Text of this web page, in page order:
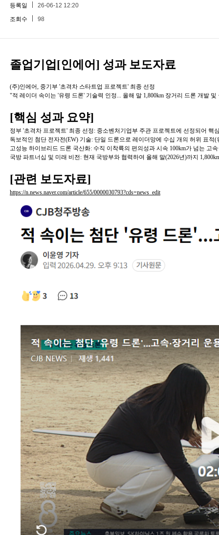
등록일
26-06-12 12:20
조회수
98
졸업기업[인에어] 성과 보도자료
(주)인에어, 중기부 '초격차 스타트업 프로젝트' 최종 선정
"적 레이더 속이는 '유령 드론' 기술력 인정... 올해 말 1,800km 장거리 드론 개발
[핵심 성과 요약]
정부 '초격차 프로젝트' 최종 선정: 중소벤처기업부 주관 프로젝트에 선정되어
독보적인 첨단 전자전(EW) 기술: 단일 드론으로 레이더망에 수십 개의 허위 표
고성능 하이브리드 드론 국산화: 수직 이착륙의 편의성과 시속 100km가 넘는 고
국방 파트너십 및 미래 비전: 현재 국방부와 협력하여 올해 말(2026년)까지
[관련 보도자료]
https://n.news.naver.com/article/655/0000030793?cds=news_edit